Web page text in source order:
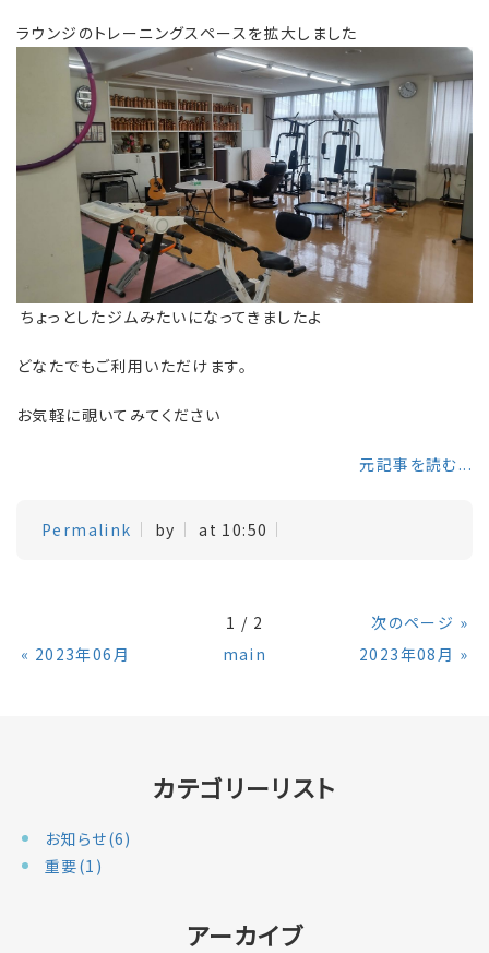
ラウンジのトレーニングスペースを拡大しました
ちょっとしたジムみたいになってきましたよ
どなたでもご利用いただけます。
お気軽に覗いてみてください
元記事を読む...
Permalink by at 10:50
1 / 2 次のページ »
« 2023年06月 main 2023年08月 »
カテゴリーリスト
お知らせ(6)
重要(1)
アーカイブ